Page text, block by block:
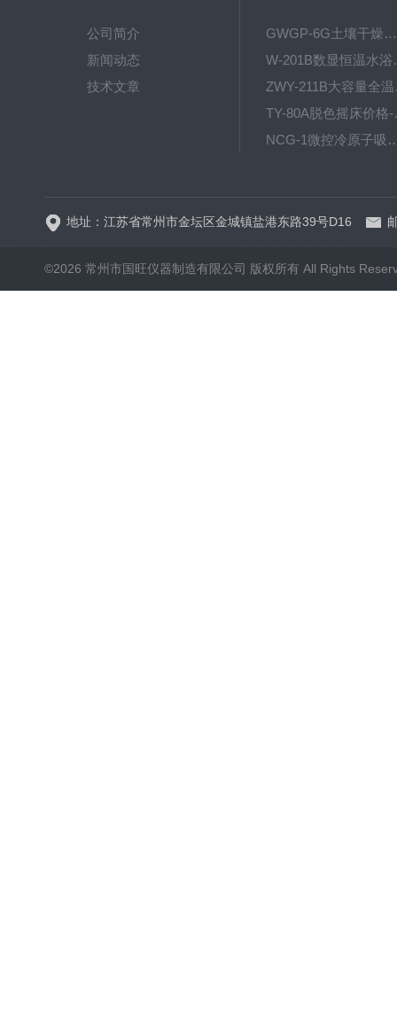
公司简介
新闻动态
技术文章
GWGP-6G土壤干燥柜-干燥箱/干燥机
W-
TY-
NCG-1微控冷
地址：江苏省常州市金坛区金城镇盐港东路39号D16
©2026 常州市国旺仪器制造有限公司 版权所有 All Rights